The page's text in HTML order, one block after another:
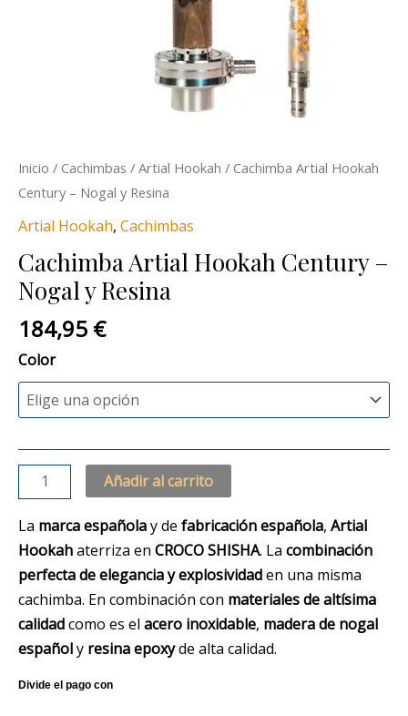
Inicio / Cachimbas / Artial Hookah / Cachimba Artial Hookah
Century – Nogal y Resina
Artial Hookah, Cachimbas
Cachimba Artial Hookah Century –
Nogal y Resina
184,95 €
Color
Añadir al carrito
La marca españolay de fabricación española, Artial
Hookahaterriza en CROCO SHISHA. La combinación
perfecta de elegancia y explosividaden una misma
cachimba. En combinación con materiales de altísima
calidadcomo es el acero inoxidable, madera de nogal
españoly resina epoxyde alta calidad.